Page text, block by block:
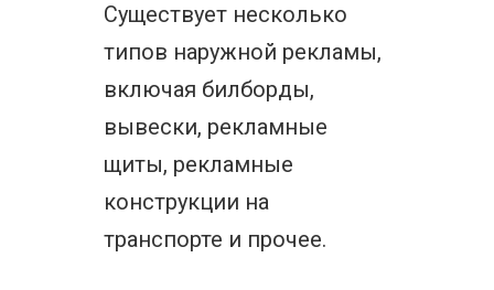
Существует несколько
типов наружной рекламы,
включая билборды,
вывески, рекламные
щиты, рекламные
конструкции на
транспорте и прочее.